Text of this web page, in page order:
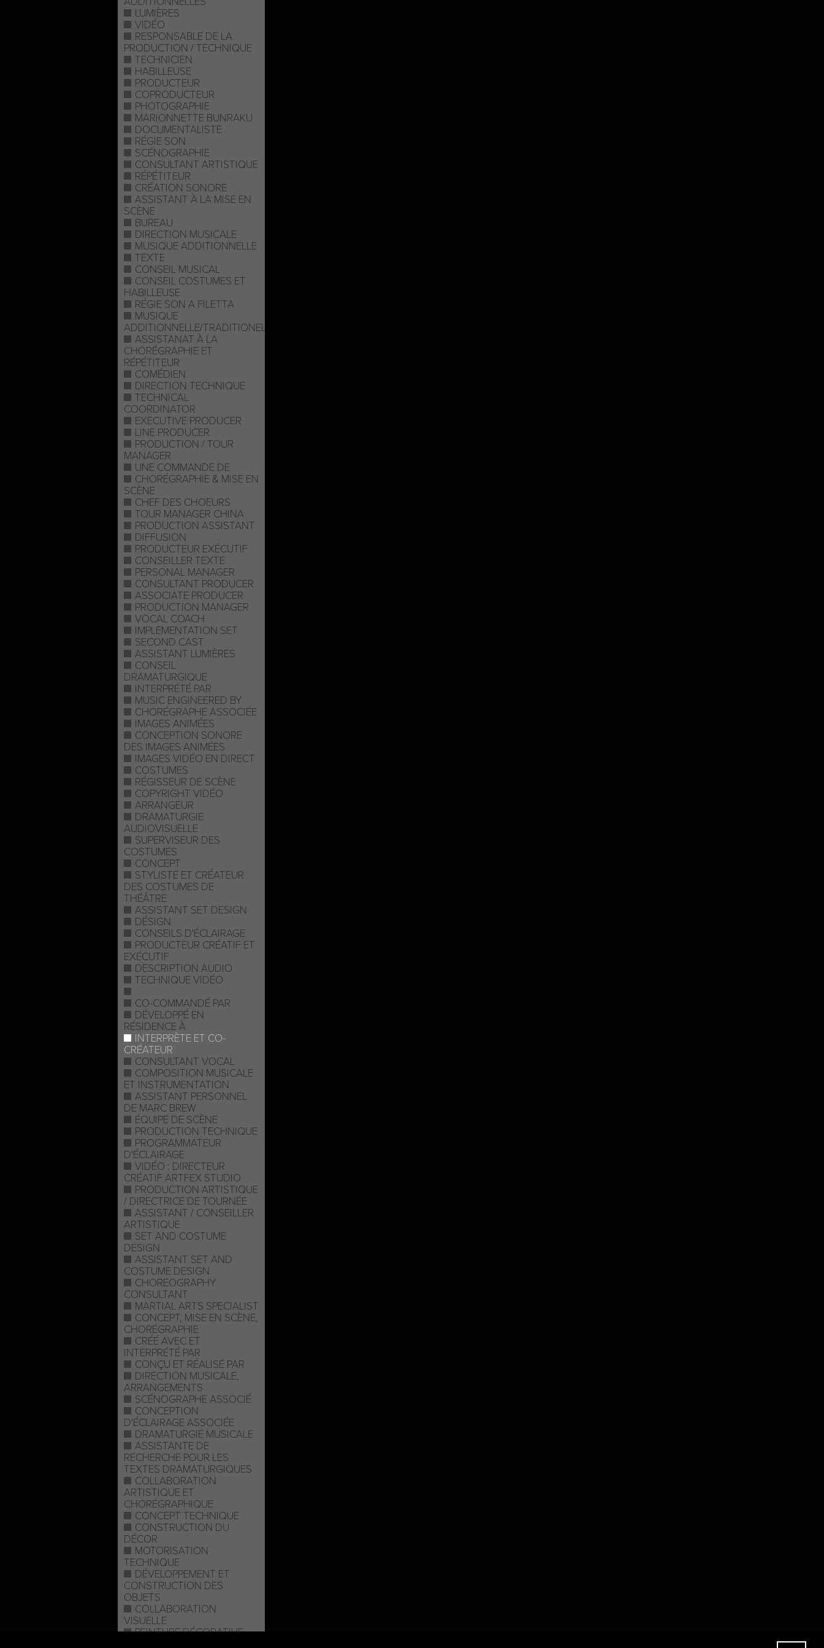
LUMIÈRES
VIDÉO
RESPONSABLE DE LA
PRODUCTION / TECHNIQUE
TECHNICIEN
HABILLEUSE
PRODUCTEUR
COPRODUCTEUR
PHOTOGRAPHIE
MARIONNETTE BUNRAKU
DOCUMENTALISTE
RÉGIE SON
SCÉNOGRAPHIE
CONSULTANT ARTISTIQUE
RÉPÉTITEUR
CRÉATION SONORE
ASSISTANT À LA MISE EN
SCÈNE
BUREAU
DIRECTION MUSICALE
MUSIQUE ADDITIONNELLE
TEXTE
CONSEIL MUSICAL
CONSEIL COSTUMES ET
HABILLEUSE
RÉGIE SON A FILETTA
MUSIQUE
ADDITIONNELLE/TRADITIONELLE
ASSISTANAT À LA
CHORÉGRAPHIE ET
RÉPÉTITEUR
COMÉDIEN
DIRECTION TECHNIQUE
TECHNICAL
COORDINATOR
EXECUTIVE PRODUCER
LINE PRODUCER
PRODUCTION / TOUR
MANAGER
UNE COMMANDE DE
CHORÉGRAPHIE & MISE EN
SCÈNE
CHEF DES CHOEURS
TOUR MANAGER CHINA
PRODUCTION ASSISTANT
DIFFUSION
PRODUCTEUR EXÉCUTIF
CONSEILLER TEXTE
PERSONAL MANAGER
CONSULTANT PRODUCER
ASSOCIATE PRODUCER
PRODUCTION MANAGER
VOCAL COACH
IMPLEMENTATION SET
SECOND CAST
ASSISTANT LUMIÈRES
CONSEIL
DRAMATURGIQUE
INTERPRÉTÉ PAR
MUSIC ENGINEERED BY
CHORÉGRAPHE ASSOCIÉE
IMAGES ANIMÉES
CONCEPTION SONORE
DES IMAGES ANIMÉES
IMAGES VIDÉO EN DIRECT
COSTUMES
RÉGISSEUR DE SCÈNE
COPYRIGHT VIDÉO
ARRANGEUR
DRAMATURGIE
AUDIOVISUELLE
SUPERVISEUR DES
COSTUMES
CONCEPT
STYLISTE ET CRÉATEUR
DES COSTUMES DE
THÉÂTRE
ASSISTANT SET DESIGN
DÉSIGN
CONSEILS D'ÉCLAIRAGE
PRODUCTEUR CRÉATIF ET
EXÉCUTIF
DESCRIPTION AUDIO
TECHNIQUE VIDÉO
CO-COMMANDÉ PAR
DÉVELOPPÉ EN
RÉSIDENCE À
INTERPRÈTE ET CO-
CRÉATEUR
CONSULTANT VOCAL
COMPOSITION MUSICALE
ET INSTRUMENTATION
ASSISTANT PERSONNEL
DE MARC BREW
ÉQUIPE DE SCÈNE
PRODUCTION TECHNIQUE
PROGRAMMATEUR
D'ÉCLAIRAGE
VIDÉO : DIRECTEUR
CRÉATIF ARTFEX STUDIO
PRODUCTION ARTISTIQUE
/ DIRECTRICE DE TOURNÉE
ASSISTANT / CONSEILLER
ARTISTIQUE
SET AND COSTUME
DESIGN
ASSISTANT SET AND
COSTUME DESIGN
CHOREOGRAPHY
CONSULTANT
MARTIAL ARTS SPECIALIST
CONCEPT, MISE EN SCÈNE,
CHORÉGRAPHIE
CRÉÉ AVEC ET
INTERPRÉTÉ PAR
CONÇU ET RÉALISÉ PAR
DIRECTION MUSICALE,
ARRANGEMENTS
SCÉNOGRAPHE ASSOCIÉ
CONCEPTION
D'ÉCLAIRAGE ASSOCIÉE
DRAMATURGIE MUSICALE
ASSISTANTE DE
RECHERCHE POUR LES
TEXTES DRAMATURGIQUES
COLLABORATION
ARTISTIQUE ET
CHORÉGRAPHIQUE
CONCEPT TECHNIQUE
CONSTRUCTION DU
DÉCOR
MOTORISATION
TECHNIQUE
DÉVELOPPEMENT ET
CONSTRUCTION DES
OBJETS
COLLABORATION
VISUELLE
PEINTURE DÉCORATIVE